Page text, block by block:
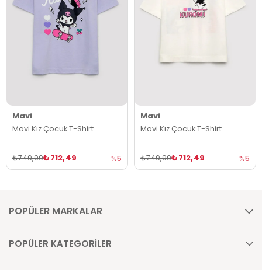
Mavi
Mavi Kız Çocuk T-Shirt
₺712,49
₺749,99 %5
Mavi
Mavi Kız Çocuk T-Shirt
₺712,49
₺749,99 %5
POPÜLER MARKALAR
POPÜLER KATEGORİLER